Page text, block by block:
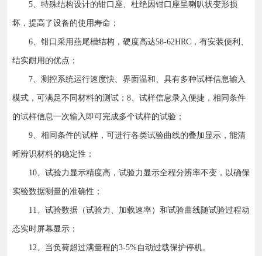
5、特殊结构设计的钳口座、杜绝因钳口座呈喇叭状变形损
坏，提高了设备的使用寿命；
6、钳口采用燕尾槽结构，硬度高达58-62HRC，有安装便利、
结实耐用的优点；
7、测控系统运行速度快、界面温和、具有多种试样信息输入
模式，可满足不同材料的测试；8、试样信息录入便捷，相同条件
的试样信息一次输入即可完成多个试样的试验；
9、相同条件的试样，可进行各类试验曲线的叠加显示，能清
晰辨识材料的稳定性；
10、试验力显示精度高，试验力显示全程分辨率不变，以确保
实验数据测量的准确性；
11、试验数据（试验力、加载速率）和试验曲线随试验过程动
态实时屏幕显示；
12、当负荷超过满量程的3-5%自动过载保护停机。